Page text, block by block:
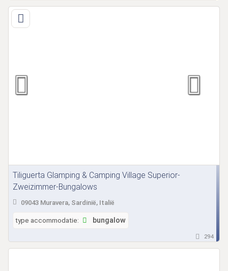
Tiliguerta Glamping & Camping Village Superior-
Zweizimmer-Bungalows
09043 Muravera, Sardinië, Italië
type accommodatie: bungalow
294